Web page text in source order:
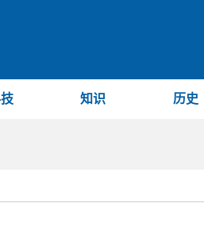
知识 历史